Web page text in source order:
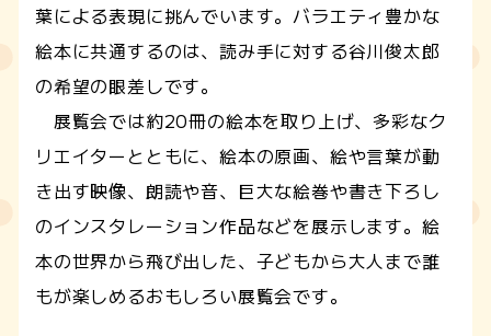
葉による表現に挑んでいます。バラエティ豊かな
絵本に共通するのは、読み手に対する谷川俊太郎
の希望の眼差しです。
展覧会では約20冊の絵本を取り上げ、多彩なク
リエイターとともに、絵本の原画、絵や言葉が動
き出す映像、朗読や音、巨大な絵巻や書き下ろし
のインスタレーション作品などを展示します。絵
本の世界から飛び出した、子どもから大人まで誰
もが楽しめるおもしろい展覧会です。